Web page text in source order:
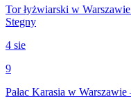
Tor łyżwiarski w
Stegny
4 sie
9
Pałac Karasia w